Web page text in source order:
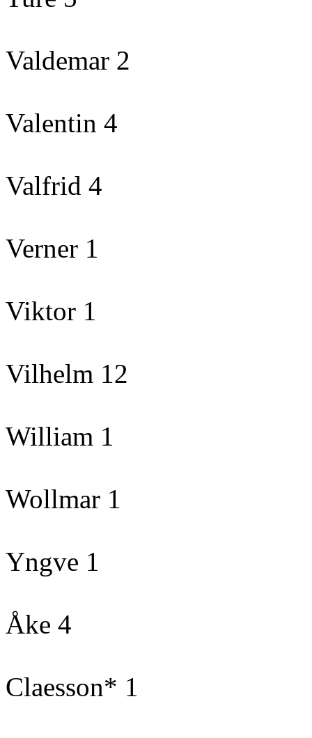
Valdemar 2
Valentin 4
Valfrid 4
Verner 1
Viktor 1
Vilhelm 12
William 1
Wollmar 1
Yngve 1
Åke 4
Claesson* 1